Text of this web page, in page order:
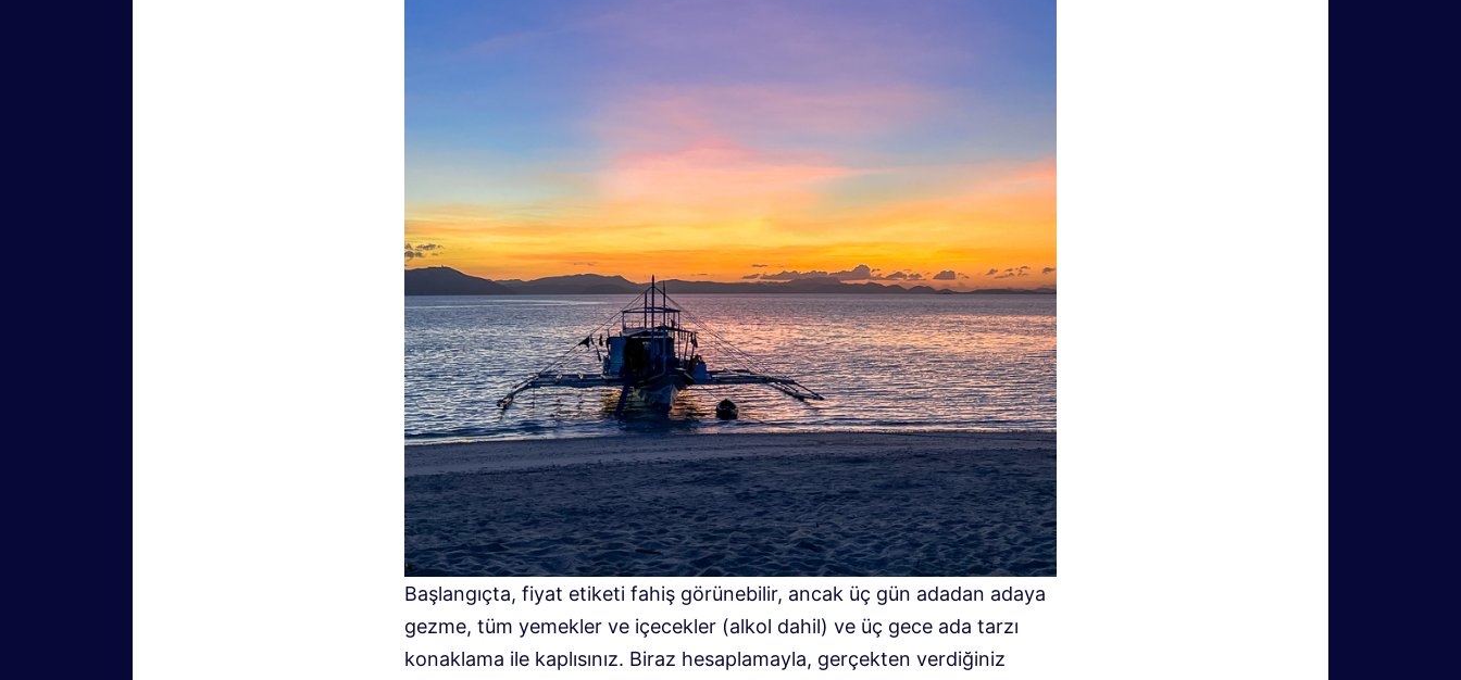
Başlangıçta, fiyat etiketi fahiş görünebilir, ancak üç gün adadan adaya
gezme, tüm yemekler ve içecekler (alkol dahil) ve üç gece ada tarzı
konaklama ile kaplısınız. Biraz hesaplamayla, gerçekten verdiğiniz